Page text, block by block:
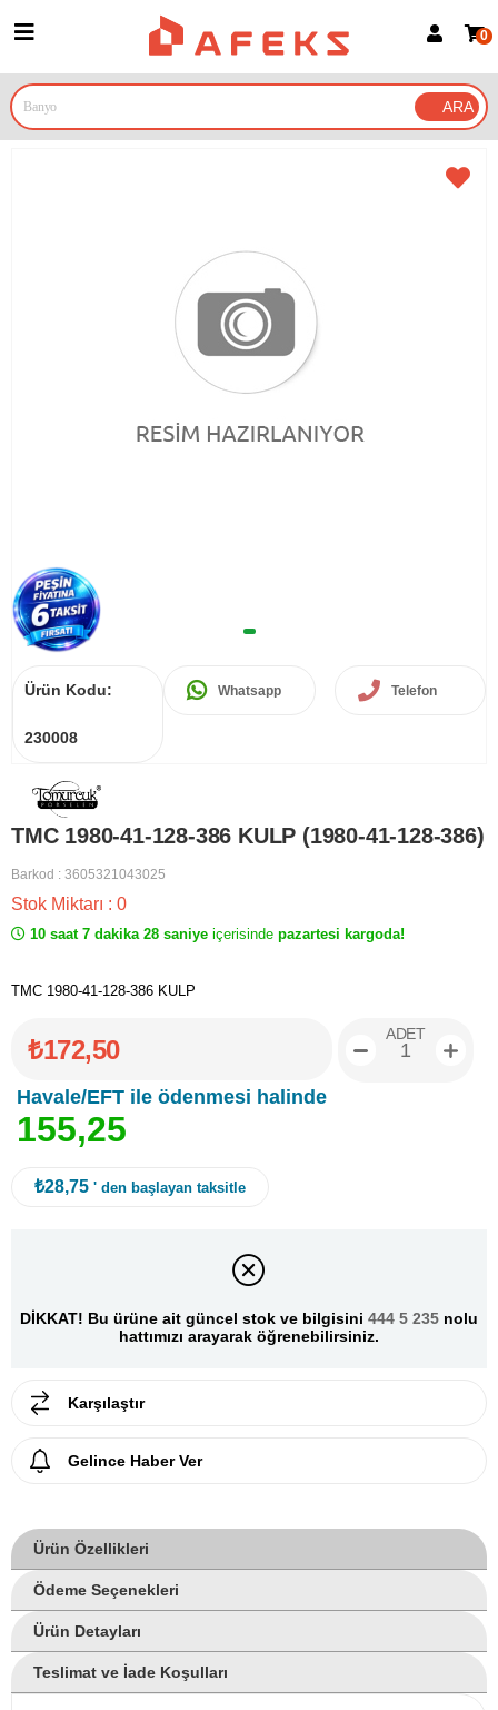
Google İle Bağlan
0
Ürün Kodu:
230008
Whatsapp Telefon
TMC 1980-41-128-386 KULP (1980-41-128-386)
Barkod : 3605321043025
Stok Miktarı : 0
10 saat 7 dakika 28 saniye içerisinde pazartesi kargoda!
TMC 1980-41-128-386 KULP
₺172,50
Havale/EFT ile ödenmesi halinde
155,25
ADET
₺28,75 ' den başlayan taksitle
DİKKAT! Bu ürüne ait güncel stok ve bilgisini 444 5 235 nolu
hattımızı arayarak öğrenebilirsiniz.
Karşılaştır
Gelince Haber Ver
Ürün Özellikleri
Ödeme Seçenekleri
Ürün Detayları
Teslimat ve İade Koşulları